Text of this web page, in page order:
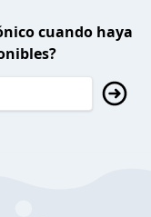
cuando haya